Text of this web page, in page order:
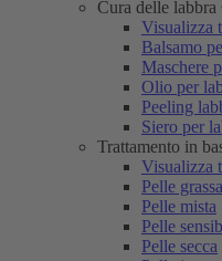
Cura delle labbra
Visualizza
Balsamo
Maschere
Olio per
Peeling
Siero per
Trattamento in
Visualizza
Pelle grassa
Pelle mista
Pelle
Pelle secca